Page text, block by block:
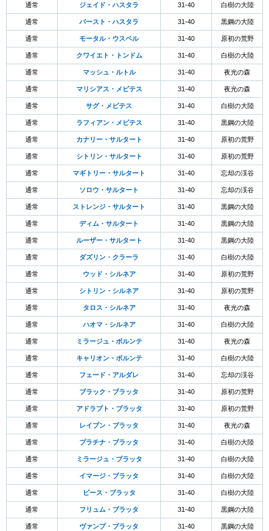
通常 ジェイド・ハスタラ 31-40 白樹の大陸
通常 バースト・ハスタラ 31-40 黒鋼の大陸
通常 モータル・ウスペル 31-40 原初の荒野
通常 クワイエト・トンドム 31-40 白樹の大陸
通常 マッシュ・ルトル 31-40 夜光の森
通常 マリシアス・メピテス 31-40 夜光の森
通常 サグ・メピテス 31-40 白樹の大陸
通常 ラフィアン・メピテス 31-40 黒鋼の大陸
通常 カナリー・サルタート 31-40 原初の荒野
通常 シトリン・サルタート 31-40 原初の荒野
通常 マギトリー・サルタート 31-40 忘却の渓谷
通常 ソロウ・サルタート 31-40 忘却の渓谷
通常 ストレンジ・サルタート 31-40 黒鋼の大陸
通常 ディム・サルタート 31-40 黒鋼の大陸
通常 ルーザー・サルタート 31-40 黒鋼の大陸
通常 ダズリン・クラーラ 31-40 白樹の大陸
通常 ウッド・シルネア 31-40 原初の荒野
通常 シトリン・シルネア 31-40 原初の荒野
通常 タロス・シルネア 31-40 夜光の森
通常 ハオマ・シルネア 31-40 白樹の大陸
通常 ミラージュ・ボルンテ 31-40 夜光の森
通常 キャリオン・ボルンテ 31-40 白樹の大陸
通常 フェード・アルダレ 31-40 忘却の渓谷
通常 ブラック・ブラッタ 31-40 原初の荒野
通常 アドラプト・ブラッタ 31-40 原初の荒野
通常 レイブン・ブラッタ 31-40 夜光の森
通常 プラチナ・ブラッタ 31-40 白樹の大陸
通常 ミラージュ・ブラッタ 31-40 白樹の大陸
通常 イマージ・ブラッタ 31-40 白樹の大陸
通常 ピース・ブラッタ 31-40 白樹の大陸
通常 フリュム・ブラッタ 31-40 黒鋼の大陸
通常 ヴァンプ・ブラッタ 31-40 黒鋼の大陸